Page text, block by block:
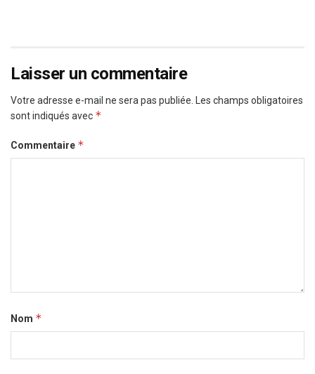
Laisser un commentaire
Votre adresse e-mail ne sera pas publiée. Les champs obligatoires
sont indiqués avec *
Commentaire *
Nom *